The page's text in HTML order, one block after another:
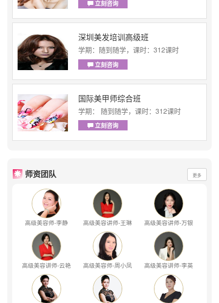
立刻咨询
深圳美发培训高级班
学期：随到随学，课时：312课时
立刻咨询
国际美甲师综合班
学期： 随到随学，课时：312课时
立刻咨询
师资团队 更多
高级美容师-李静 高级美容讲师-王琳 高级美容讲师-万银
高级美容讲师-云艳 高级美容师-周小凤 高级美容讲师-李英